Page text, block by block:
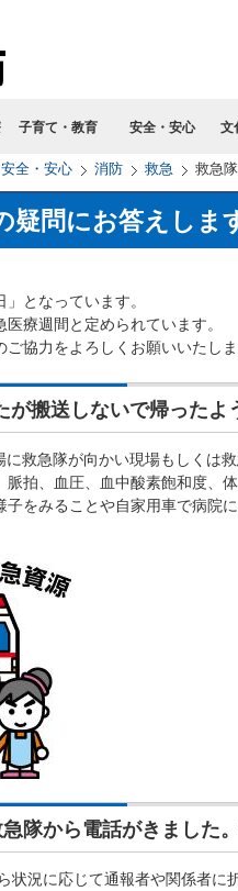
子育て・教育 安全・安心 文
安全・安心 消防 救急 救急
疑問にお答えしま
となっています。
療週間と定められています。
協力をよろしくお願いいたしま
が搬送しないで帰ったよ
救急隊が向かい現場もしくは
拍、血圧、血中酸素飽和度、
子をみることや自家用車で病院
隊から電話がきました
状況に応じて通報者や関係者に